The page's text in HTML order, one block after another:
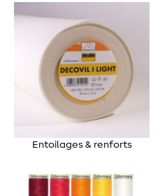
Entoilages & renforts